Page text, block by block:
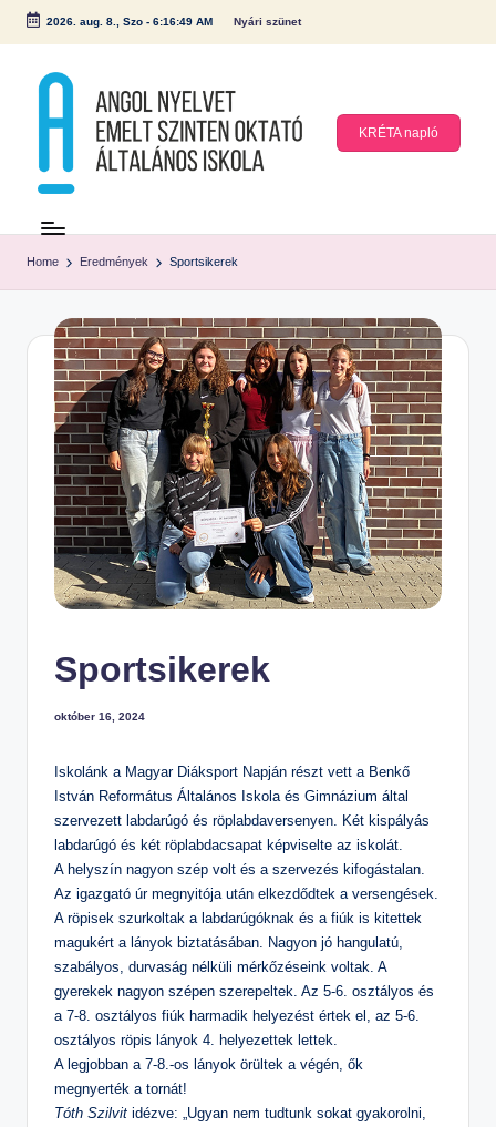
Skip
2026. aug. 8., Szo- 6:16:50 AM Nyári szünet
n
g
N
el
et
m
el
kt
at
al
Is
KRÉTA napló
Home Eredmények Sportsikerek
Sportsikerek
október 16, 2024
Iskolánk a Magyar Diáksport Napján részt vett a Benkő
István Református Általános Iskola és Gimnázium által
szervezett labdarúgó és röplabdaversenyen. Két kispályás
labdarúgó és két röplabdacsapat képviselte az iskolát.
A helyszín nagyon szép volt és a szervezés kifogástalan.
Az igazgató úr megnyitója után elkezdődtek a versengések.
A röpisek szurkoltak a labdarúgóknak és a fiúk is kitettek
magukért a lányok biztatásában. Nagyon jó hangulatú,
szabályos, durvaság nélküli mérkőzéseink voltak. A
gyerekek nagyon szépen szerepeltek. Az 5-6. osztályos és
a 7-8. osztályos fiúk harmadik helyezést értek el, az 5-6.
osztályos röpis lányok 4. helyezettek lettek.
A legjobban a 7-8.-os lányok örültek a végén, ők
megnyerték a tornát!
Tóth Szilvit idézve: „Ugyan nem tudtunk sokat gyakorolni,